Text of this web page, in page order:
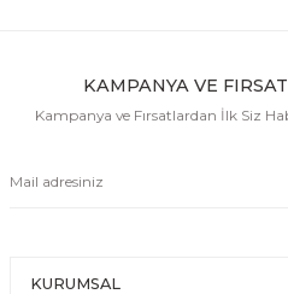
KAMPANYA VE
Kampanya ve Fırsatlardan İlk Siz
KURUMSAL